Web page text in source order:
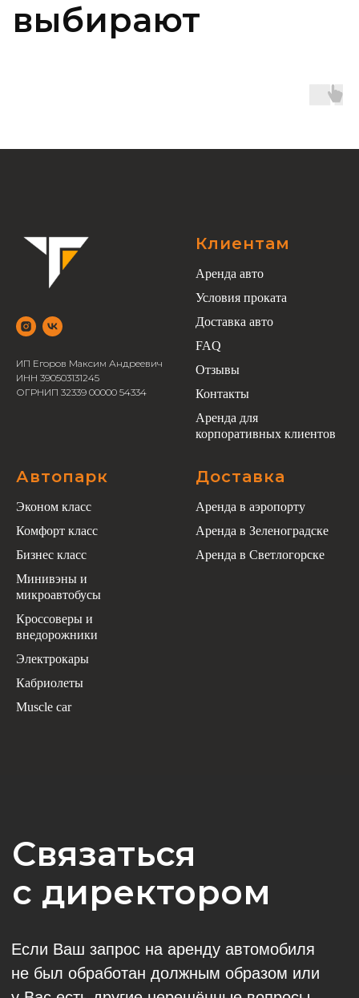
ИП Егоров Максим Андреевич
ИНН 390503131245
ОГРНИП 32339 00000 54334
Клиентам
Аренда авто
Условия проката
Доставка авто
FAQ
Отзывы
Контакты
Аренда для
корпоративных клиентов
Автопарк
Эконом класс
Комфорт класс
Бизнес класс
Минивэны и
микроавтобусы
Кроссоверы и
внедорожники
Электрокары
Кабриолеты
Muscle car
Доставка
Аренда в аэропорту
Аренда в Зеленоградске
Аренда в Светлогорске